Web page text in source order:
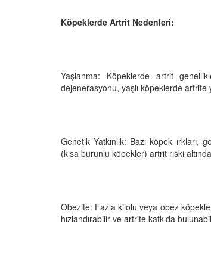
Köpeklerde Artrit Nedenleri:
Yaşlanma: Köpeklerde artrit
dejenerasyonu, yaşlı köpeklerde artrite
Genetik Yatkınlık: Bazı köpek
(kısa burunlu köpekler) artrit riski
Obezite: Fazla kilolu veya obez
hızlandırabilir ve artrite katkıda
Tarihte
Köpek